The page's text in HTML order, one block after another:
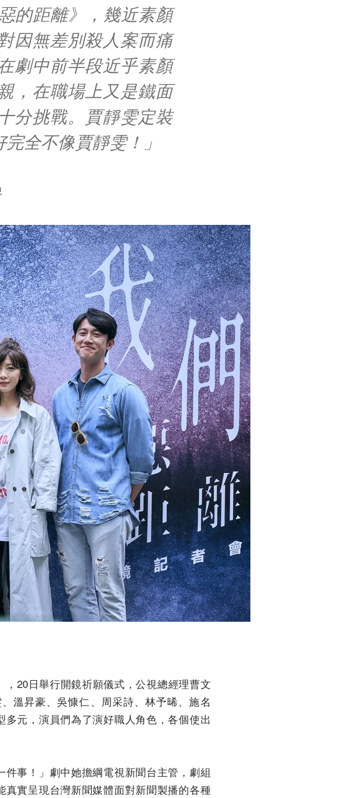
的距離》，幾近素顏
因無差別殺人案而痛
劇中前半段近乎素顏
，在職場上又是鐵面
分挑戰。賈靜雯定裝
全不像賈靜雯！」
20日舉行開鏡祈願儀式，公視總經理曹文
溫昇豪、吳慷仁、周采詩、林予晞、施名
元，演員們為了演好職人角色，各個使出
事！」劇中她擔綱電視新聞台主管，劇組
實呈現台灣新聞媒體面對新聞製播的各種